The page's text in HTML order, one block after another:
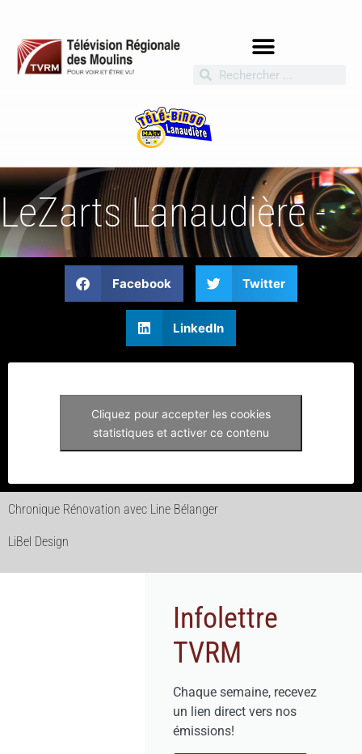
LeZarts Lanaudière -
Facebook Twitter
LinkedIn
Cliquez pour accepter les cookies
statistiques et activer ce contenu
Chronique Rénovation avec Line Bélanger
LiBel Design
Infolettre
TVRM
Chaque semaine, recevez
un lien direct vers nos
émissions!